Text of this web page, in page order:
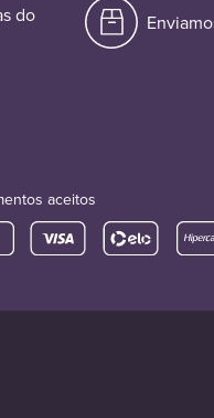
do
aceitos